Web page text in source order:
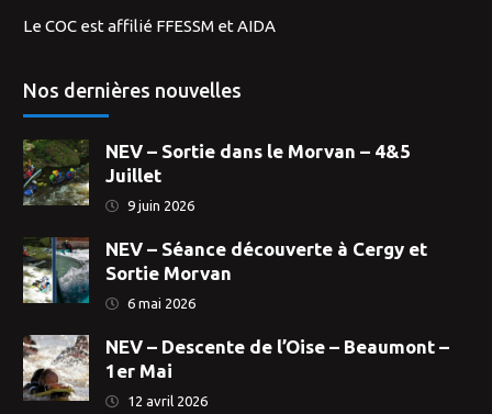
Le COC est affilié FFESSM et AIDA
Nos dernières nouvelles
NEV – Sortie dans le Morvan – 4&5
Juillet
9 juin 2026
NEV – Séance découverte à Cergy et
Sortie Morvan
6 mai 2026
NEV – Descente de l’Oise – Beaumont –
1er Mai
12 avril 2026